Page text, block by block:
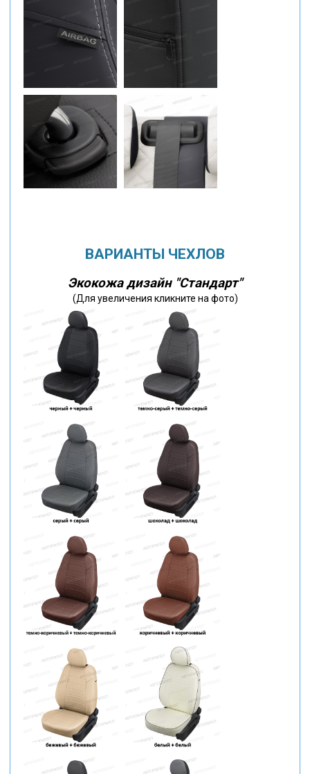
ВАРИАНТЫ ЧЕХЛОВ
Экокожа дизайн "Стандарт"
(Для увеличения кликните на фото)